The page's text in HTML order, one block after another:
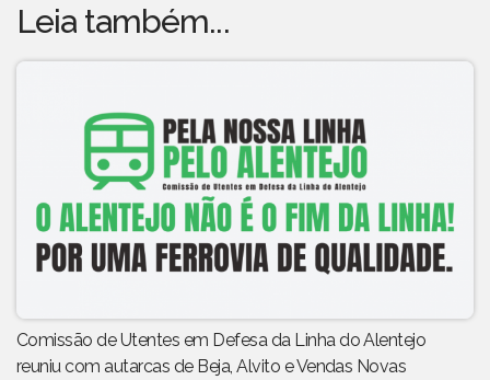
Leia também...
Comissão de Utentes em Defesa da Linha do Alentejo
reuniu com autarcas de Beja, Alvito e Vendas Novas